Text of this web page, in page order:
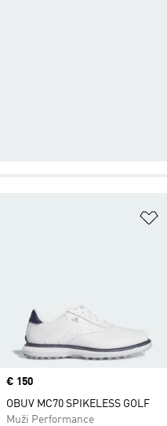
Price
€ 150
OBUV MC70 SPIKELESS GOLF
Muži Performance